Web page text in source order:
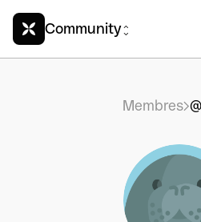
Community
Membres